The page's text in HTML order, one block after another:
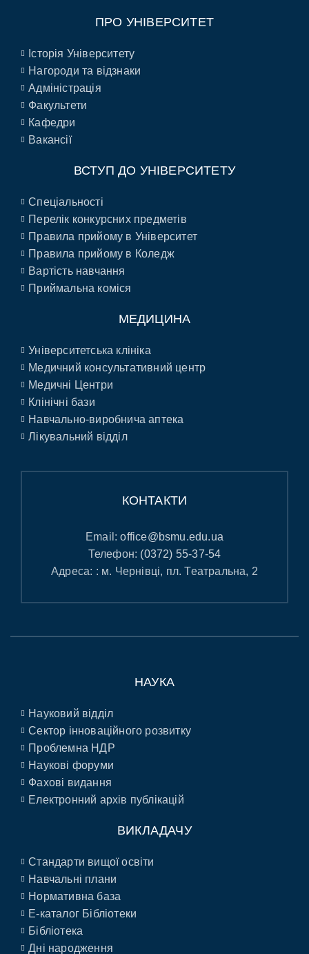
ПРО УНІВЕРСИТЕТ
Історія Університету
Нагороди та відзнаки
Адміністрація
Факультети
Кафедри
Вакансії
ВСТУП ДО УНІВЕРСИТЕТУ
Спеціальності
Перелік конкурсних предметів
Правила прийому в Університет
Правила прийому в Коледж
Вартість навчання
Приймальна коміся
МЕДИЦИНА
Університетська клініка
Медичний консультативний центр
Медичні Центри
Клінічні бази
Навчально-виробнича аптека
Лікувальний відділ
КОНТАКТИ
Email:office@bsmu.edu.ua
Телефон: (0372) 55-37-54
Адреса: : м. Чернівці, пл. Театральна, 2
НАУКА
Науковий відділ
Сектор інноваційного розвитку
Проблемна НДР
Наукові форуми
Фахові видання
Електронний архів публікацій
ВИКЛАДАЧУ
Стандарти вищої освіти
Навчальні плани
Нормативна база
E-каталог Бібліотеки
Бібліотека
Дні народження